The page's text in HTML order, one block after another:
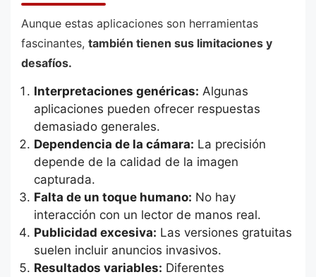
Aunque estas aplicaciones son herramientas
fascinantes, también tienen sus limitaciones y
desafíos.
Interpretaciones genéricas: Algunas
aplicaciones pueden ofrecer respuestas
demasiado generales.
Dependencia de la cámara: La precisión
depende de la calidad de la imagen
capturada.
Falta de un toque humano: No hay
interacción con un lector de manos real.
Publicidad excesiva: Las versiones gratuitas
suelen incluir anuncios invasivos.
Resultados variables: Diferentes